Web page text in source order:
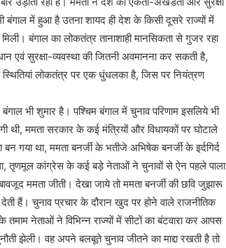
बंगाल में हुआ है उतना शायद ही देश के किसी दूसरे राज्यों में
बंगाल का लोकतंत्र तानाशाही मानसिकता से गुजर रहा
एवं सुरक्षा-व्यवस्था की जितनी अवमानना कर सकती है,
लोकतंत्र पर एक धुंधलका है, जिस पर नियंत्रण
भी शुमार है। पश्चिम बंगाल में चुनाव परिणाम इसलिये भी
थी, ममता सरकार के कई मंत्रियों और विधायकों पर घोटाले
गया था, ममता बनर्जी के भतीजे अभिषेक बनर्जी के इर्दगिर्द
था, तृणमूल कांग्रेस के कई बड़े नेताओं ने चुनावों से ऐन पहले पाला
ममता जीती। देखा जाये तो ममता बनर्जी की छवि जुझारू
हैं। चुनाव प्रचार के दौरान खुद पर होने वाले राजनीतिक
नेताओं ने विभिन्न राज्यों में सीटों का बंटवारा कर आपस
झेली। वह अपने बलबूते चुनाव जीतने का माद्दा रखती है तो